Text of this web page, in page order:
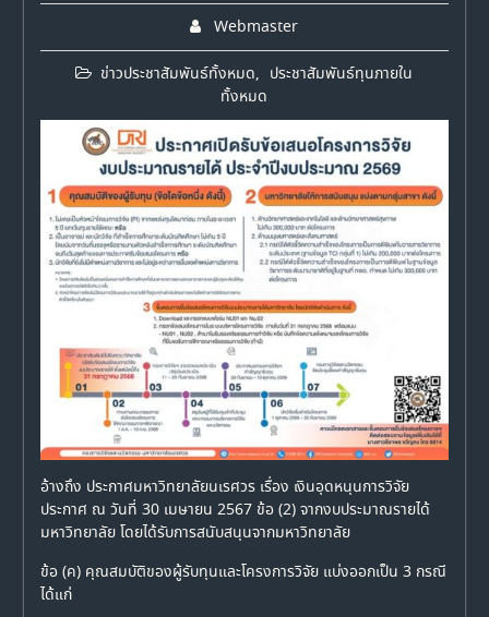
Webmaster
ข่าวประชาสัมพันธ์ทั้งหมด, ประชาสัมพันธ์ทุนภายใน
ทั้งหมด
อ้างถึง ประกาศมหาวิทยาลัยนเรศวร เรื่อง เงินอุดหนุนการวิจัย
ประกาศ ณ วันที่ 30 เมษายน 2567 ข้อ (2) จากงบประมาณรายได้
มหาวิทยาลัย โดยได้รับการสนับสนุนจากมหาวิทยาลัย
ข้อ (ค) คุณสมบัติของผู้รับทุนและโครงการวิจัย แบ่งออกเป็น 3 กรณี
ได้แก่